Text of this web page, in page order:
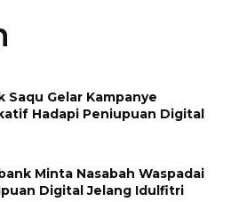
Saqu Gelar Kampanye
Hadapi Peniupuan Digital
Minta Nasabah Waspadai
Digital Jelang Idulfitri